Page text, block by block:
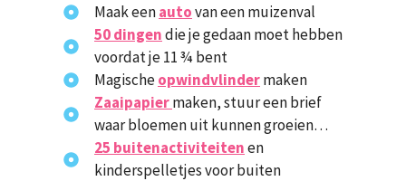
Maak eenautovan een muizenval
50 dingendie je gedaan moet hebben
voordat je 11 ¾ bent
Magischeopwindvlindermaken
Zaaipapiermaken, stuur een brief
waar bloemen uit kunnen groeien…
25 buitenactiviteitenen
kinderspelletjes voor buiten